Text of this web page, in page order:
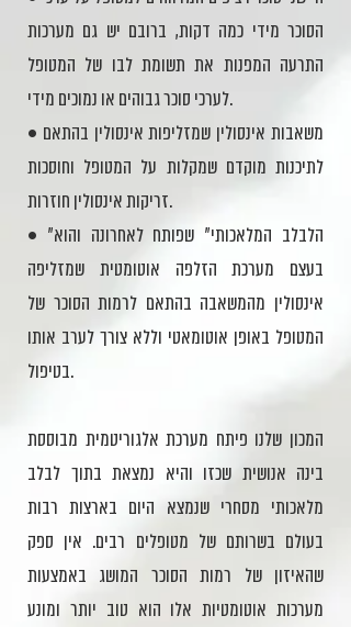
הסוכר מידי כמה דקות, ברובם יש גם מערכות
התרעה המפנות את תשומת לבו של המטופל
לערכי סוכר גבוהים או נמוכים מידי.
• משאבות אינסולין שמזליפות אינסולין בהתאם
לתיכנות מוקדם שמקלות על המטופל וחוסכות
זריקות אינסולין חוזרות.
• "הלבלב המלאכותי" שפותח לאחרונה והוא
בעצם מערכת הזלפה אוטומטית שמזליפה
אינסולין מהמשאבה בהתאם לרמות הסוכר של
המטופל באופן אוטומאטי וללא צורך לערב אותו
בטיפול.
המכון שלנו פיתח מערכת אלגוריטמית מבוססת
בינה אנושית שכזו והיא נמצאת בתוך לבלב
מלאכותי מסחרי שנמצא היום בארצות רבות
בעולם בשרותם של מטופלים רבים. אין ספק
שהאיזון של רמות הסוכר המושג באמצעות
מערכות אוטומטיות אלו הוא טוב יותר ומונע